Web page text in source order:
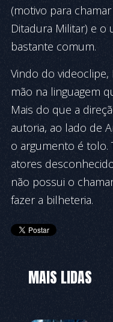
(motivo para
Ditadura Militar) e o
bastante comum.
Vindo do
mão na linguagem
Mais do que a
autoria, ao lado de
o argumento é tolo.
atores
não possui o
fazer a bilheteria.
MAIS LIDAS